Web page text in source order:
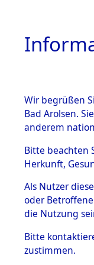
BESTÄNDE
mente
5.
5.3.1
Wir begrüßen
Bad Arolsen.
anderem
Bitte beachten
Herkunft,
Als Nutzer
oder
die Nutzung
Bitte
zustimmen.